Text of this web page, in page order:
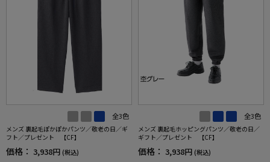
全3色
メンズ 裏起毛ぽかぽかパンツ／敬老の日／ギ
フト／プレゼント 【CF】
価格： 3,938円 (税込)
全3色
メンズ 裏起毛ホッピングパンツ／敬老の日／
ギフト／プレゼント 【CF】
価格： 3,938円 (税込)